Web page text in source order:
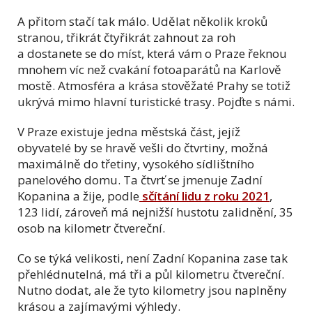
A přitom stačí tak málo. Udělat několik kroků
stranou, třikrát čtyřikrát zahnout za roh
a dostanete se do míst, která vám o Praze řeknou
mnohem víc než cvakání fotoaparátů na Karlově
mostě. Atmosféra a krása stověžaté Prahy se totiž
ukrývá mimo hlavní turistické trasy. Pojďte s námi.
V Praze existuje jedna městská část, jejíž
obyvatelé by se hravě vešli do čtvrtiny, možná
maximálně do třetiny, vysokého sídlištního
panelového domu. Ta čtvrť se jmenuje Zadní
Kopanina a žije, podle sčítání lidu z roku 2021,
123 lidí, zároveň má nejnižší hustotu zalidnění, 35
osob na kilometr čtvereční.
Co se týká velikosti, není Zadní Kopanina zase tak
přehlédnutelná, má tři a půl kilometru čtvereční.
Nutno dodat, ale že tyto kilometry jsou naplněny
krásou a zajímavými výhledy.